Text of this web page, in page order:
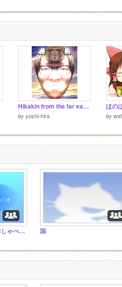
Hikakin from the far east 学校で流してはいけない曲
by yoshi-hira
ほの
by
リア友だけの おしゃべりスタジオ 国